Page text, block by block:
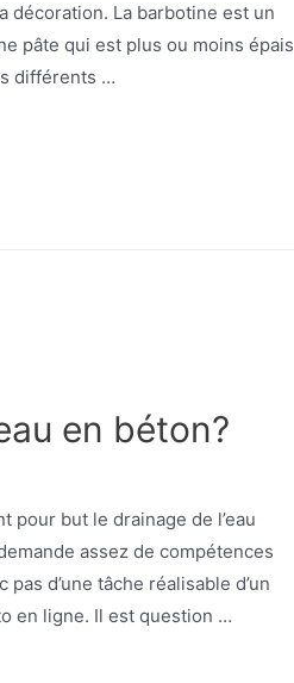
décoration. La barbotine est un
pâte qui est plus ou moins épais
différents …
en béton?
pour but le drainage de l’eau
assez de compétences
d’une tâche réalisable d’un
en ligne. Il est question …